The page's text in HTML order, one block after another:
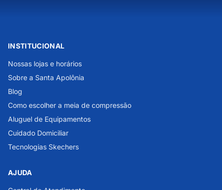
INSTITUCIONAL
Nossas lojas e horários
Sobre a Santa Apolônia
Blog
Como escolher a meia de compressão
Aluguel de Equipamentos
Cuidado Domiciliar
Tecnologias Skechers
AJUDA